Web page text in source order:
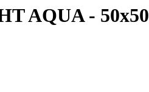
AQUA - 50x50